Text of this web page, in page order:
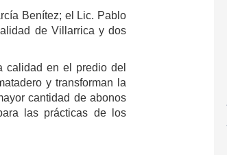
Benítez; el Lic. Pablo
de Villarrica y dos
calidad en el predio del
y transforman la
cantidad de abonos
las prácticas de los